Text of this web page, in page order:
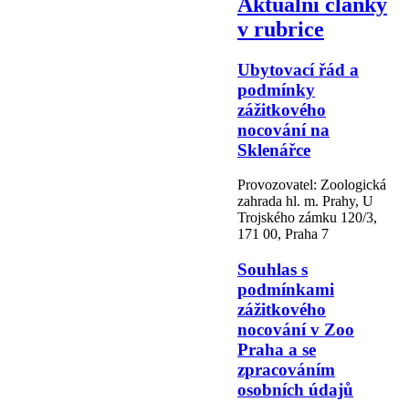
v rubrice
Ubytovací řád a
podmínky
zážitkového
nocování na
Sklenářce
Provozovatel: Zoologická
zahrada hl. m. Prahy, U
Trojského zámku 120/3,
171 00, Praha 7
Souhlas s
podmínkami
zážitkového
nocování v Zoo
Praha a se
zpracováním
osobních údajů